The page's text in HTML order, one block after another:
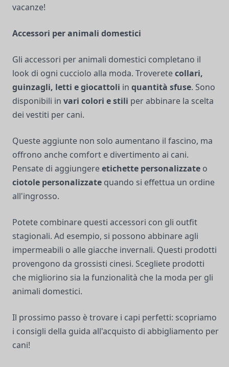
vacanze!
Accessori per animali domestici
Gli accessori per animali domestici completano il
look di ogni cucciolo alla moda. Troveretecollari,
guinzagli, letti e giocattoli in quantità sfuse. Sono
disponibili in vari colori e stili per abbinare la scelta
dei vestiti per cani.
Queste aggiunte non solo aumentano il fascino, ma
offrono anche comfort e divertimento ai cani.
Pensate di aggiungereetichette personalizzate o
ciotole personalizzate quando si effettua un ordine
all'ingrosso.
Potete combinare questi accessori con gli outfit
stagionali. Ad esempio, si possono abbinare agli
impermeabili o alle giacche invernali. Questi prodotti
provengono da grossisti cinesi. Scegliete prodotti
che migliorino sia la funzionalità che la moda per gli
animali domestici.
Il prossimo passo è trovare i capi perfetti: scopriamo
i consigli della guida all'acquisto di abbigliamento per
cani!